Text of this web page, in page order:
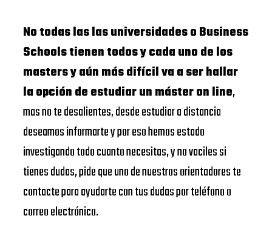
No todas las las universidades o Business
Schools tienen todos y cada uno de los
masters y aún más difícil va a ser hallar
la opción de estudiar un máster on line,
mas no te desalientes, desde estudiar a distancia
deseamos informarte y por eso hemos estado
investigando todo cuanto necesitas, y no vaciles si
tienes dudas, pide que uno de nuestros orientadores te
contacte para ayudarte con tus dudas por teléfono o
correo electrónico.